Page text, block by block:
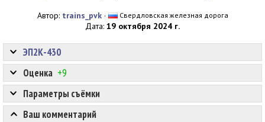
Автор: trains_pvk· Свердловская железная дорога
Дата: 19 октября 2024 г.
Оценка +9
ЭП2К-430
Параметры съёмки
Ваш комментарий